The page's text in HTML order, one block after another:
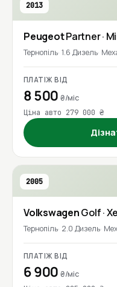
2013
PeugeotPartner·
Тернопіль 1.6 Дизель
ПЛАТІЖ ВІД
8 500₴/міс
Ціна авто 279 000 ₴
2005
VolkswagenGolf·
Тернопіль 2.0 Дизель
ПЛАТІЖ ВІД
6 900₴/міс